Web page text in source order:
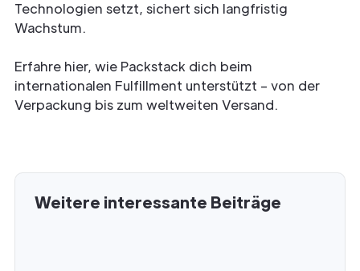
Technologien setzt, sichert sich langfristig
Wachstum.
Erfahre hier, wie Packstack dich beim
internationalen Fulfillment unterstützt – von der
Verpackung bis zum weltweiten Versand.
Weitere interessante Beiträge